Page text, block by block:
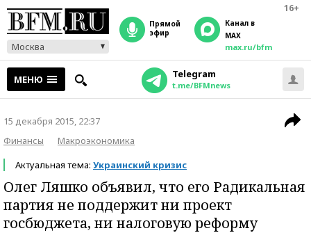
16+
Москва
прямой
эфир
Канал в
MAX
max.ru/bfm
МЕНЮ Telegram
t.me/BFMnews
15 декабря 2015, 22:37
Финансы
Макроэкономика
Актуальная тема: Украинский кризис
Олег Ляшко объявил, что его Радикальная
партия не поддержит ни проект
госбюджета, ни налоговую реформу